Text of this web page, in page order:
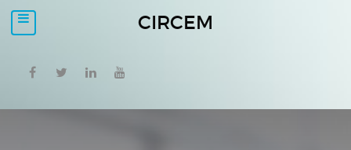
CIRCEM